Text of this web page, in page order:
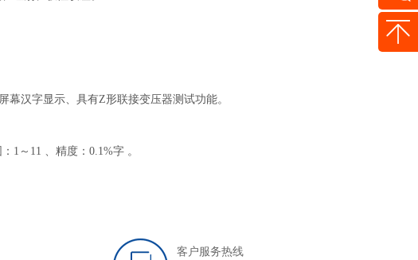
幕汉字显示、具有Ζ形联接变压器测试功能。
1～11 、精度：0.1%字 。
客户服务热线
